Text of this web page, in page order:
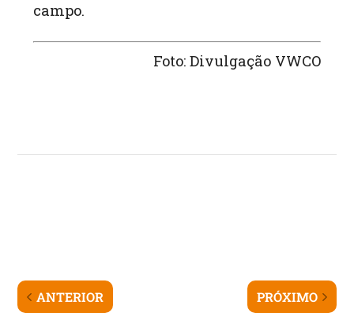
campo.
Foto: Divulgação VWCO
ANTERIOR PRÓXIMO